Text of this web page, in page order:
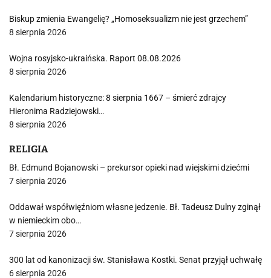
Biskup zmienia Ewangelię? „Homoseksualizm nie jest grzechem”
8 sierpnia 2026
Wojna rosyjsko-ukraińska. Raport 08.08.2026
8 sierpnia 2026
Kalendarium historyczne: 8 sierpnia 1667 – śmierć zdrajcy
Hieronima Radziejowski…
8 sierpnia 2026
RELIGIA
Bł. Edmund Bojanowski – prekursor opieki nad wiejskimi dziećmi
7 sierpnia 2026
Oddawał współwięźniom własne jedzenie. Bł. Tadeusz Dulny zginął
w niemieckim obo…
7 sierpnia 2026
300 lat od kanonizacji św. Stanisława Kostki. Senat przyjął uchwałę
6 sierpnia 2026